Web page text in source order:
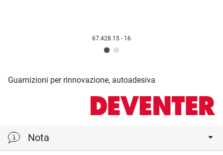
67.428.15 - 16
Guarnizioni per rinnovazione, autoadesiva
Nota